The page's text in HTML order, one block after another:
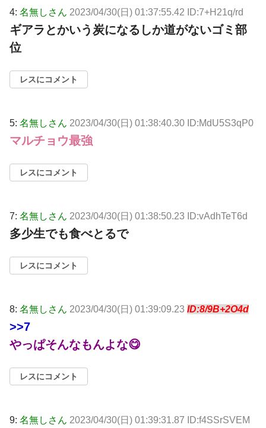
4: 名無しさん 2023/04/30(日) 01:37:55.42 ID:7+H21q/rd
ギアラとかいう炭になるしか道がないゴミ部
位
レスにコメント
5: 名無しさん 2023/04/30(日) 01:38:40.30 ID:MdU5S3qP0
マルチョウ最強
レスにコメント
7: 名無しさん 2023/04/30(日) 01:38:50.23 ID:vAdhTeT6d
多少生でも食べとるで
レスにコメント
8: 名無しさん 2023/04/30(日) 01:39:09.23 ID:8/9B+2O4d
>>7
やっぱそんなもんよな😋
レスにコメント
9: 名無しさん 2023/04/30(日) 01:39:31.87 ID:f4SSrSVEM